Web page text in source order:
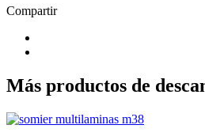
Compartir
Más productos de